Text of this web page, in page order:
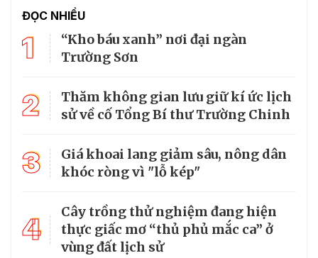
ĐỌC NHIỀU
1
“Kho báu xanh” nơi đại ngàn
Trường Sơn
2
Thăm không gian lưu giữ kí ức lịch
sử về cố Tổng Bí thư Trường Chinh
3
Giá khoai lang giảm sâu, nông dân
khóc ròng vì "lỗ kép"
4
Cây trồng thử nghiệm đang hiện
thực giấc mơ “thủ phủ mắc ca” ở
vùng đất lịch sử